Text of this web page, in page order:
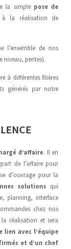
la simple pose de
à la réalisation de
l’ensemble de nos
niveau, pentes).
à différentes filières
générés par notre
d’affaire. Il en
de l’affaire pour
d’ouvrage pour la
solutions qui
planning, interface
chez nos
la réalisation et sera
lien avec l’équipe
et d’un chef